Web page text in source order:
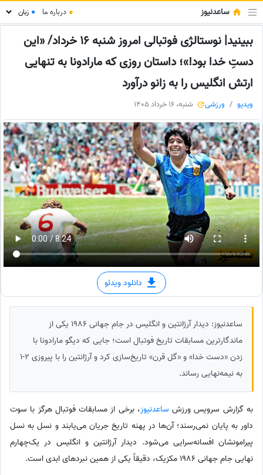
ساعدنیوز ● درباره ما ●
ببینید| نوستالژی فوتبالی امروز شنبه 16 خرداد/ «این
دستِ خدا بود!»؛ داستان روزی که مارادونا به تنهایی
ارتش انگلیس را به زانو درآورد
ویدیو ورزشی شنبه، 16 خرداد 1405
دانلود ویدئو
ساعدنیوز: دیدار آرژانتین و انگلیس در جام جهانی 1986 یکی از
ماندگارترین مسابقات تاریخ فوتبال است؛ جایی که دیگو مارادونا با
زدن «دست خدا» و «گل قرن» تاریخ‌سازی کرد و آرژانتین را با پیروزی 2-1
به نیمه‌نهایی رساند.
به گزارش سرویس ورزش ساعدنیوز، برخی از مسابقات فوتبال هرگز با سوت
داور به پایان نمی‌رسند؛ آن‌ها در پهنه تاریخ جریان می‌یابند و نسل به نسل
پیرامونشان افسانه‌سرایی می‌شود. دیدار آرژانتین و انگلیس در یک‌چهارم
نهایی جام جهانی 1986 مکزیک، دقیقاً یکی از همین نبردهای ابدی است.